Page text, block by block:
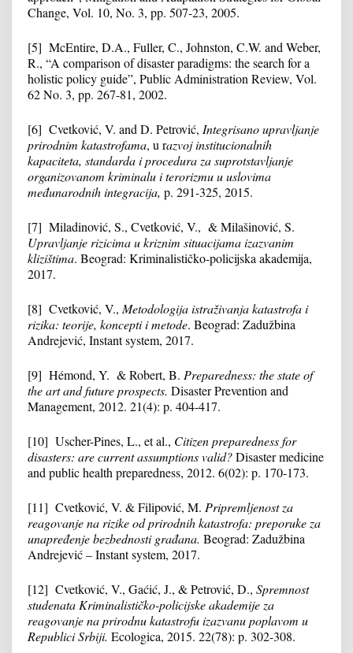
Change, Vol. 10, No. 3, pp. 507-23, 2005.
[5] McEntire, D.A., Fuller, C., Johnston, C.W. and Weber,
R., “A comparison of disaster paradigms: the search for a
holistic policy guide”, Public Administration Review, Vol.
62 No. 3, pp. 267-81, 2002.
[6] Cvetković, V. and D. Petrović, Integrisano upravljanje
prirodnim katastrofama, u razvoj institucionalnih
kapaciteta, standarda i procedura za suprotstavljanje
organizovanom kriminalu i terorizmu u uslovima
međunarodnih integracija, p. 291-325, 2015.
[7] Miladinović, S., Cvetković, V., & Milašinović, S.
Upravljanje rizicima u kriznim situacijama izazvanim
klizištima. Beograd: Kriminalističko-policijska akademija,
2017.
[8] Cvetković, V., Metodologija istraživanja katastrofa i
rizika: teorije, koncepti i metode. Beograd: Zadužbina
Andrejević, Instant system, 2017.
[9] Hémond, Y. & Robert, B. Preparedness: the state of
the art and future prospects. Disaster Prevention and
Management, 2012. 21(4): p. 404-417.
[10] Uscher-Pines, L., et al., Citizen preparedness for
disasters: are current assumptions valid?Disaster medicine
and public health preparedness, 2012. 6(02): p. 170-173.
[11] Cvetković, V. & Filipović, M. Pripremljenost za
reagovanje na rizike od prirodnih katastrofa: preporuke za
unapređenje bezbednosti građana. Beograd: Zadužbina
Andrejević – Instant system, 2017.
[12] Cvetković, V., Gaćić, J., & Petrović, D., Spremnost
studenata Kriminalističko-policijske akademije za
reagovanje na prirodnu katastrofu izazvanu poplavom u
Republici Srbiji. Ecologica, 2015. 22(78): p. 302-308.